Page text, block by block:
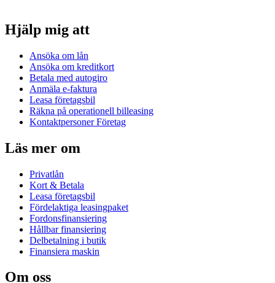
Hjälp mig att
Ansöka om lån
Ansöka om kreditkort
Betala med autogiro
Anmäla e-faktura
Leasa företagsbil
Räkna på operationell billeasing
Kontaktpersoner Företag
Läs mer om
Privatlån
Kort & Betala
Leasa företagsbil
Fördelaktiga leasingpaket
Fordonsfinansiering
Hållbar finansiering
Delbetalning i butik
Finansiera maskin
Om oss